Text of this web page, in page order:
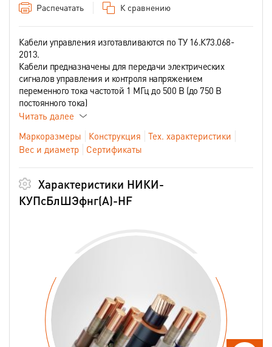
Распечатать К сравнению
Кабели управления изготавливаются по ТУ 16.К73.068-
2013.
Кабели предназначены для передачи электрических
сигналов управления и контроля напряжением
переменного тока частотой 1 МГц до 500 В (до 750 В
постоянного тока)
Читать далее
Маркоразмеры
Конструкция
Тех. характеристики
Вес и диаметр
Сертификаты
Характеристики НИКИ-
КУПсБлШЭфнг(А)-HF